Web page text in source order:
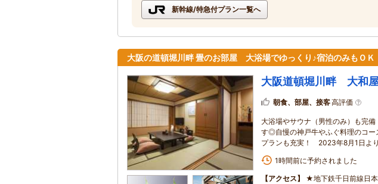
新幹線/特急付プラン一覧へ
大阪の道頓堀川畔 畳のお部屋 大浴場でゆっくり♪宿泊のみもＯＫ
大阪道頓堀川畔 大和
朝食、部屋、接客高評価
大浴場やサウナ（男性のみ）も完
す◎自慢の神戸牛やふぐ料理のコー
プランも充実！ 2023年8月1日よ
1時間前に予約されました
【アクセス】
★地下鉄千日前線日